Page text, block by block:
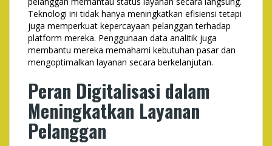
Teknologi ini tidak hanya meningkatkan efisiensi tetapi
juga memperkuat kepercayaan pelanggan terhadap
platform mereka. Penggunaan data analitik juga
membantu mereka memahami kebutuhan pasar dan
mengoptimalkan layanan secara berkelanjutan.
Peran Digitalisasi dalam
Meningkatkan Layanan
Pelanggan